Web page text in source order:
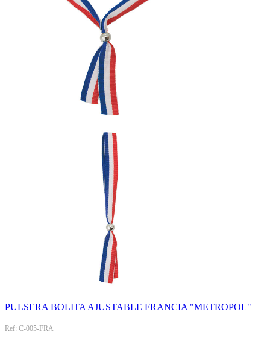
PULSERA BOLITA AJUSTABLE FRANCIA "METROPOL"
Ref: C-005-FRA